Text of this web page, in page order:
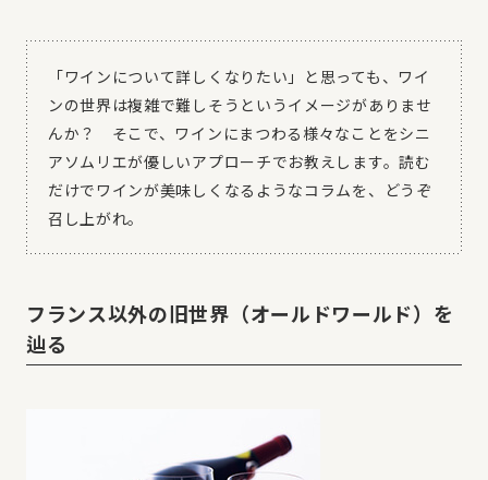
「ワインについて詳しくなりたい」と思っても、ワイ
ンの世界は複雑で難しそうというイメージがありませ
んか？ そこで、ワインにまつわる様々なことをシニ
アソムリエが優しいアプローチでお教えします。読む
だけでワインが美味しくなるようなコラムを、どうぞ
召し上がれ。
フランス以外の旧世界（オールドワールド）を
辿る